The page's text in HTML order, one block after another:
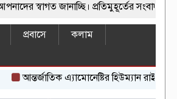
স্বাগত জানাচ্ছি। প্রতিমুহূর্তের সংবাদ
প্রবাসে
কলাম
আন্তর্জাতিক এ্যামোনেষ্টির হিউম্যান রাইটস